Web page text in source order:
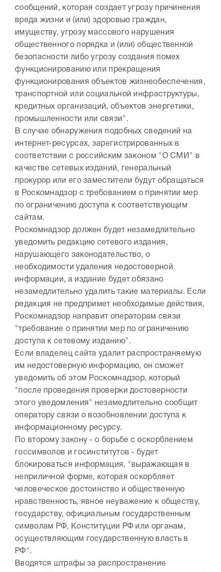
сообщений, которая создает угрозу причинения
вреда жизни и (или) здоровью граждан,
имуществу, угрозу массового нарушения
общественного порядка и (или) общественной
безопасности либо угрозу создания помех
функционированию или прекращения
функционирования объектов жизнеобеспечения,
транспортной или социальной инфраструктуры,
кредитных организаций, объектов энергетики,
промышленности или связи".
В случае обнаружения подобных сведений на
интернет-ресурсах, зарегистрированных в
соответствии с российским законом "О СМИ" в
качестве сетевых изданий, генеральный
прокурор или его заместители будут обращаться
в Роскомнадзор с требованием о принятии мер
по ограничению доступа к соответствующим
сайтам.
Роскомнадзор должен будет незамедлительно
уведомить редакцию сетевого издания,
нарушающего законодательство, о
необходимости удаления недостоверной
информации, а издание будет обязано
незамедлительно удалить такие материалы. Если
редакция не предпримет необходимые действия,
Роскомнадзор направит операторам связи
"требование о принятии мер по ограничению
доступа к сетевому изданию".
Если владелец сайта удалит распространяемую
им недостоверную информацию, он сможет
уведомить об этом Роскомнадзор, который
"после проведения проверки достоверности
этого уведомления" незамедлительно сообщит
оператору связи о возобновлении доступа к
информационному ресурсу.
По второму закону - о борьбе с оскорблением
госсимволов и госинститутов - будет
блокироваться информация, "выражающая в
неприличной форме, которая оскорбляет
человеческое достоинство и общественную
нравственность, явное неуважение к обществу,
государству, официальным государственным
символам РФ, Конституции РФ или органам,
осуществляющим государственную власть в
РФ".
Вводятся штрафы за распространение